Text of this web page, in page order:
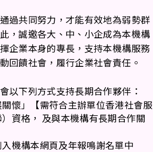
過共同努力，才能有效地為弱勢群
，誠邀各大、中、小企成為本機構
企業本身的專長，支持本機構服務
回饋社會，履行企業社會責任。
以下列方式支持長期合作夥伴：
懷」【需符合主辦單位香港社會服
資格， 及與本機構有長期合作關
機構本網頁及年報鳴謝名單中